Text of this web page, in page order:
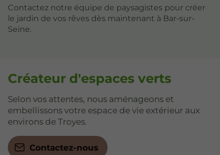
Contactez notre équipe de paysagistes pour créer
le jardin de vos rêves dès maintenant à Bar-sur-
Seine.
Créateur d'espaces verts
Selon vos attentes, nous aménageons et
embellissons votre espace de vie extérieur aux
environs de Troyes.
Contactez-nous